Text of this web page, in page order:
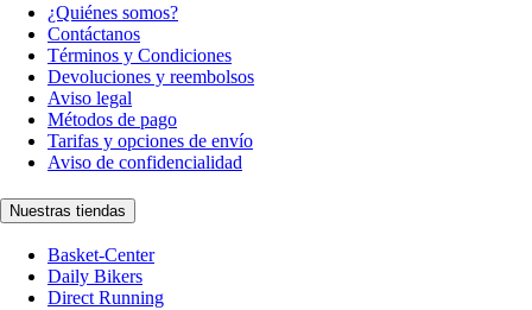
¿Quiénes somos?
Contáctanos
Términos y Condiciones
Devoluciones y reembolsos
Aviso legal
Métodos de pago
Tarifas y opciones de envío
Aviso de confidencialidad
Nuestras tiendas
Basket-Center
Daily Bikers
Direct Running